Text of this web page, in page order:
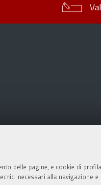
delle pagine, e cookie di
necessari alla